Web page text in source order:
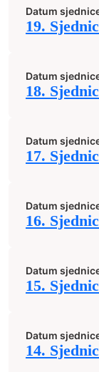
Datum
19.
Datum
18.
Datum
17.
Datum
16.
Datum
15.
Datum
14.